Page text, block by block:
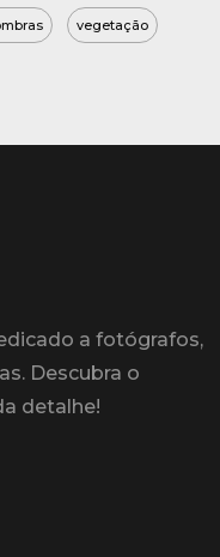
vegetação
a fotógrafos,
Descubra o
detalhe!